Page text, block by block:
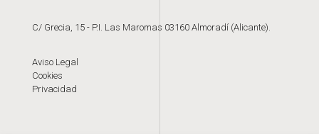
C/ Grecia, 15 - P.I. Las Maromas 03160 Almoradí (Alicante).
Aviso Legal
Cookies
Privacidad